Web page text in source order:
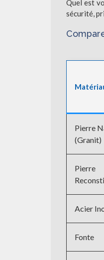
Quel est
sécurité,
Pierre
(Granit)
Pierre
Acier
Fonte